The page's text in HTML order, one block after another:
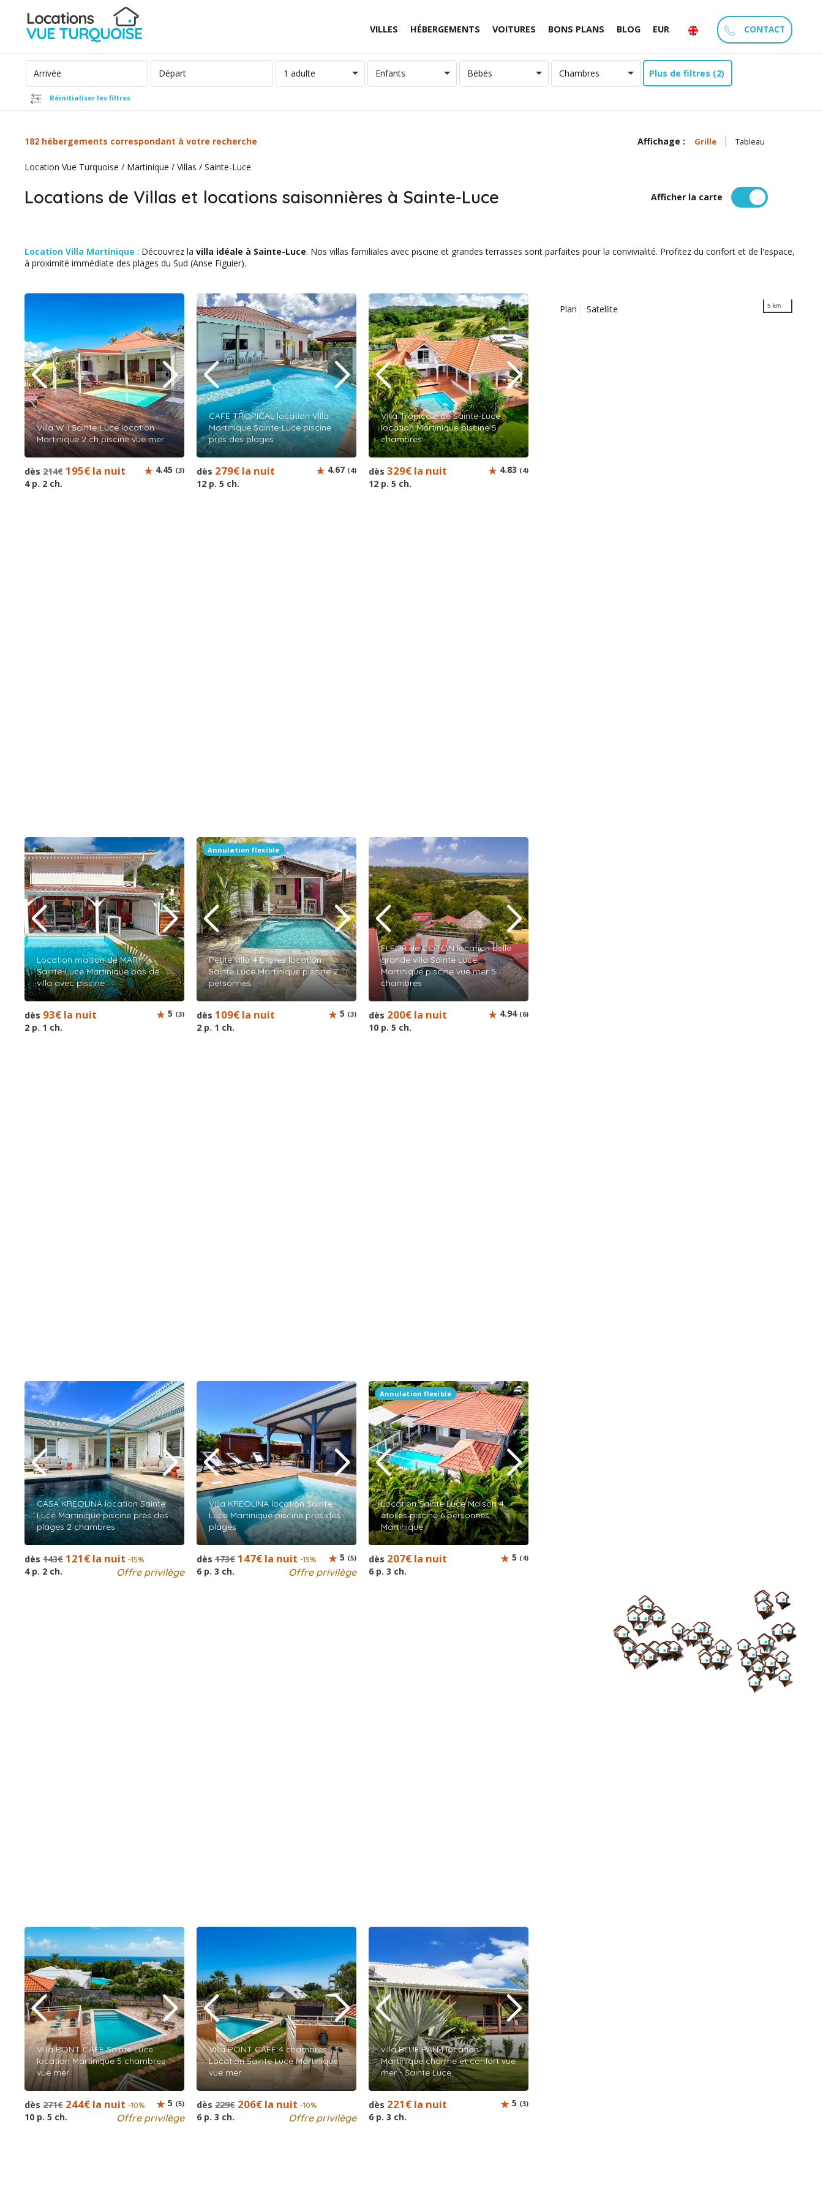
VILLES HÉBERGEMENTS VOITURES BONS PLANS BLOG EUR CONTACT
1 adulte Enfants Bébés Chambres Plus de filtres (2)
Réinitialiser les filtres
182 hébergements correspondant à votre recherche Affichage : Grille Tableau
Location Vue Turquoise / Martinique / Villas / Sainte-Luce
Locations de Villas et locations saisonnières à Sainte-Luce Afficher la carte
Location Villa Martinique : Découvrez la villa idéale à Sainte-Luce. Nos villas familiales avec piscine et grandes terrasses sont parfaites pour la convivialité. Profitez du confort et de l'espace,
à proximité immédiate des plages du Sud (Anse Figuier).
Villa W-I Sainte-Luce location
Martinique 2 ch piscine vue mer
dès 214€ 195€ la nuit
4 p. 2 ch.
4.45 (3)
CAFE TROPICAL location Villa
Martinique Sainte-Luce piscine
près des plages
dès 279€ la nuit
12 p. 5 ch.
4.67 (4)
Villa Tropicale de Sainte-Luce
location Martinique piscine 5
chambres
dès 329€ la nuit
12 p. 5 ch.
4.83 (4)
Location maison de MARY
Sainte-Luce Martinique bas de
villa avec piscine
dès 93€ la nuit
2 p. 1 ch.
5 (3)
Annulation flexible
Petite villa 4 Etoiles location
Sainte Luce Martinique piscine 2
personnes
dès 109€ la nuit
2 p. 1 ch.
5 (3)
FLEUR de COTON location belle
grande villa Sainte Luce
Martinique piscine vue mer 5
chambres
dès 200€ la nuit
10 p. 5 ch.
4.94 (6)
CASA KREOLINA location Sainte
Luce Martinique piscine près des
plages 2 chambres
dès 143€ 121€ la nuit -15%
4 p. 2 ch. Offre privilège
Villa KREOLINA location Sainte
Luce Martinique piscine près des
plages
dès 173€ 147€ la nuit -15%
6 p. 3 ch. Offre privilège
5 (5)
Annulation flexible
Location Sainte Luce Maison 4
étoiles piscine 6 personnes
Martinique
dès 207€ la nuit
6 p. 3 ch.
5 (4)
Villa PONT CAFE Sainte Luce
location Martinique 5 chambres
vue mer
dès 271€ 244€ la nuit -10%
10 p. 5 ch. Offre privilège
5 (5)
Villa PONT CAFE 4 chambres
Location Sainte Luce Martinique
vue mer
dès 229€ 206€ la nuit -10%
6 p. 3 ch. Offre privilège
villa BLUE PALM location
Martinique charme et confort vue
mer - Sainte Luce
dès 221€ la nuit
6 p. 3 ch.
5 (3)
Plan Satellite 5 km